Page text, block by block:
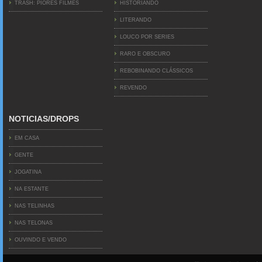
TRASH: PIORES FILMES HISTORIANDO
LITERANDO
LOUCO POR SERIES
RARO E OBSCURO
REBOBINANDO CLÁSSICOS
REVENDO
NOTICIAS/DROPS
EM CASA
GENTE
JOGATINA
NA ESTANTE
NAS TELINHAS
NAS TELONAS
OUVINDO E VENDO